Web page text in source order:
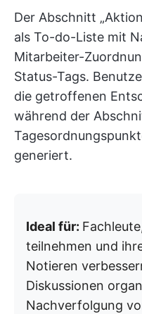
Der Abschnitt
als To-do-Liste mit
Mitarbeiter-
Status-Tags.
die getroffenen
während der
generiert.
Ideal für:
teilnehmen und
Notieren
Diskussionen
Nachverfolgung